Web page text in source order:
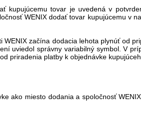
kupujúcemu tovar je uvedená v
WENIX dodať tovar kupujúcemu v
začína dodacia lehota plynúť od
uviedol správny variabilný symbol. V
priradenia platby k objednávke
ako miesto dodania a spoločnosť